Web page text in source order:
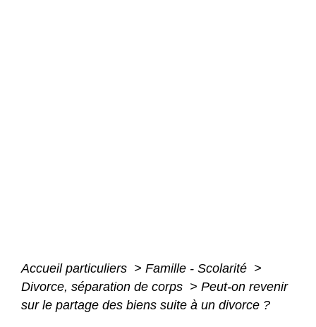
Accueil particuliers > Famille - Scolarité >
Divorce, séparation de corps > Peut-on revenir
sur le partage des biens suite à un divorce ?